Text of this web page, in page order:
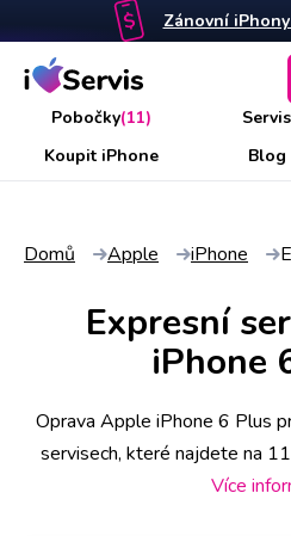
Zánovní
Pobočky(11) Servis
Koupit iPhone
Blog
Domů Apple iPhone
Expresní
iPhone
Oprava Apple iPhone 6 Plus
servisech, které najdete na
úkony stihneme už do 30
Více